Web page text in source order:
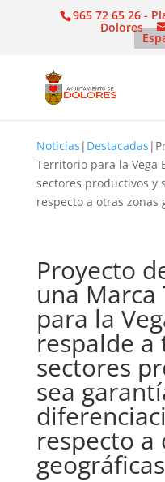
965 72 65 26 -
Dolores
Noticias | Destacadas |
Territorio para la Vega
sectores productivos y
respecto a otras zonas
Proyecto
una
para la
respalde a
sectores
sea
respecto a
geográficas